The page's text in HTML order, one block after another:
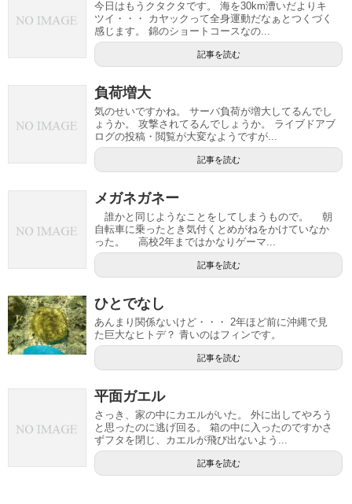
今日はもうクタクタです。 海を30km漕いだよりキ
ツイ・・・ カヤックって全身運動だなぁとつくづく
感じます。 錦のショートコースなの...
記事を読む
負荷増大
気のせいですかね。 サーバ負荷が増大してるんでし
ょうか。 攻撃されてるんでしょうか。 ライブドアブ
ログの投稿・閲覧が大変なようですが...
記事を読む
メガネガネー
誰かと同じようなことをしてしまうもので。 朝
自転車に乗ったとき気付くとめがねをかけていなか
った。 高校2年まではかなりゲーマ...
記事を読む
ひとでなし
あんまり関係ないけど・・・ 2年ほど前に沖縄で見
た巨大なヒトデ？ 青いのはフィンです。
記事を読む
平面ガエル
さっき、家の中にカエルがいた。 外に出してやろう
と思ったのに逃げ回る。 箱の中に入ったのですかさ
ずフタを閉じ、カエルが飛び出ないよう...
記事を読む